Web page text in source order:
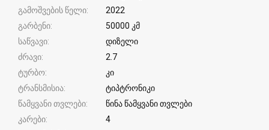
გამოშვების წელი
2022
გარბენი
50000 კმ
საწვავი
დიზელი
ძრავი
2.7
ტურბო
კი
ტრანსმისია
ტიპტრონიკი
წამყვანი თვლები
წინა წამყვანი თვლები
კარები
4